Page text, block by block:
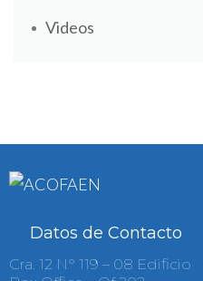
Videos
Datos de Contacto
Cra. 12 N° 119 – 08 Edificio